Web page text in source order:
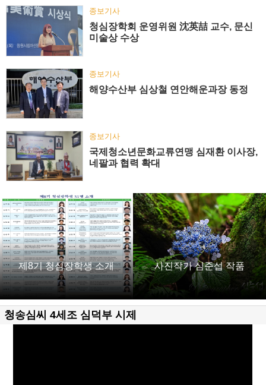
종보기사
청심장학회 운영위원 沈英喆 교수, 문신
미술상 수상
종보기사
해양수산부 심상철 연안해운과장 동정
종보기사
국제청소년문화교류연맹 심재환 이사장,
네팔과 협력 확대
제8기 청심장학생 소개 사진작가 심준섭 작품
청송심씨 4세조 심덕부 시제